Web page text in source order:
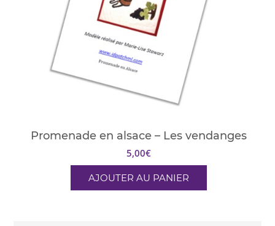
Promenade en alsace – Les vendanges
5,00€
AJOUTER AU PANIER